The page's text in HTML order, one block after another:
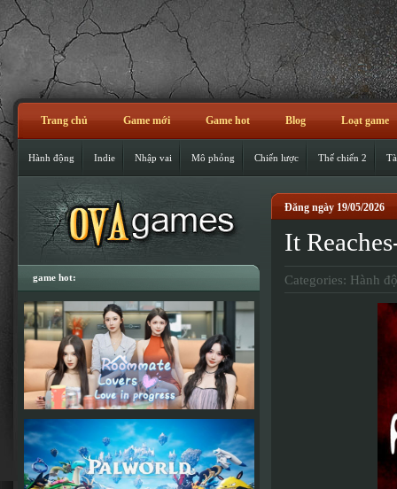
Trang chủ Game mới Game hot Blog Loạt game
Hành động Indie Nhập vai Mô phỏng Chiến lược Thế chiến 2
Đăng ngày 19/05/2026
It
Categories: Hành
game hot: